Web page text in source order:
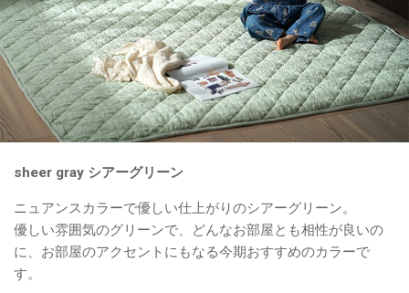
sheer gray シアーグリーン
ニュアンスカラーで優しい仕上がりのシアーグリーン。
優しい雰囲気のグリーンで、どんなお部屋とも相性が良いの
に、お部屋のアクセントにもなる今期おすすめのカラーで
す。